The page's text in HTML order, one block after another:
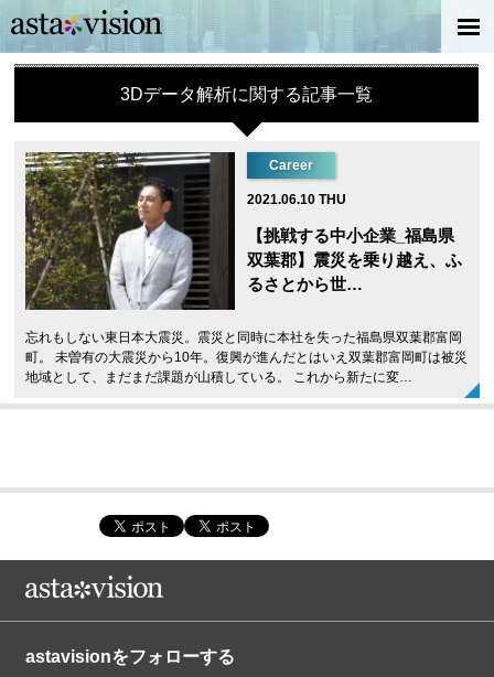
3Dデータ解析に関する記事一覧
Career
2021.06.10 THU
【挑戦する中小企業_福島県
双葉郡】震災を乗り越え、ふ
るさとから世…
忘れもしない東日本大震災。震災と同時に本社を失った福島県双葉郡富岡
町。 未曽有の大震災から10年。復興が進んだとはいえ双葉郡富岡町は被災
地域として、まだまだ課題が山積している。 これから新たに変…
astavisionをフォローする